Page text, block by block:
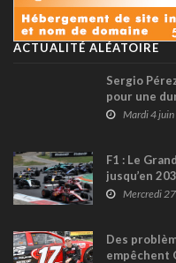
ACTUALITÉ ALÉATOIRE
Sergio
pour une
Mardi 4
F1 : Le
jusqu’en
Mercredi
Des
empêchent